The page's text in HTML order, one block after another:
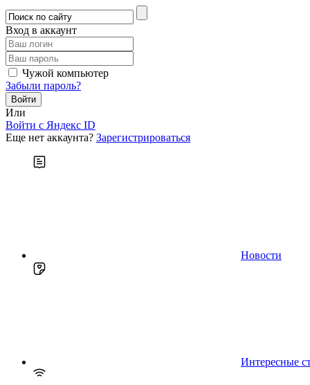
Вход в аккаунт
Чужой компьютер
Забыли пароль?
Или
Войти c Яндекс ID
Еще нет аккаунта? Зарегистрироваться
Новости
Интересные